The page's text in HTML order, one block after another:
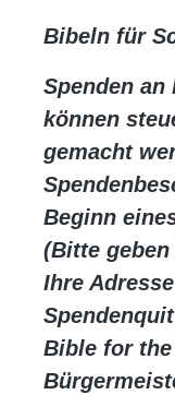
Bibeln für
Spenden an
können
gemacht
Beginn
(Bitte
Ihre
Bible for the